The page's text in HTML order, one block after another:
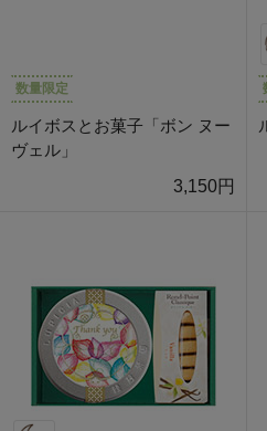
数量限定
ルイボスとお菓子「ボン ヌー
ヴェル」
3,150円